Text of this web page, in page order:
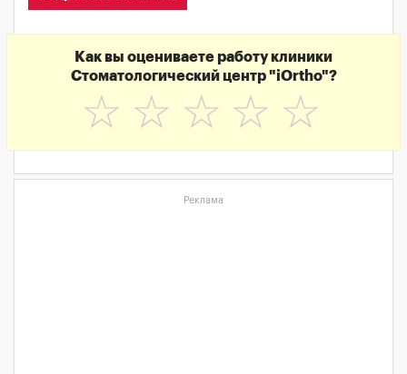
Как вы оцениваете работу клиники
Стоматологический центр "iOrtho"?
☆
☆
☆
☆
☆
Реклама